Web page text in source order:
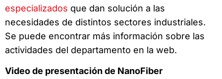
especializados que dan solución a las
necesidades de distintos sectores industriales.
Se puede encontrar más información sobre las
actividades del departamento en la web.
Video de presentación de NanoFiber